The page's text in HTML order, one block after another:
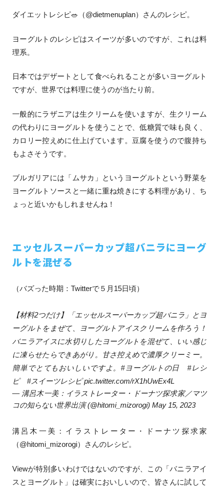
ダイエットレシピ🥗（@dietmenuplan）さんのレシピ。
ヨーグルトのレシピはスイーツが多いのですが、これは料
理系。
日本ではデザートとして食べられることが多いヨーグルト
ですが、世界では料理に使うのが当たり前。
一般的にラザニアは生クリームを使いますが、生クリーム
の代わりにヨーグルトを使うことで、低糖質で味も良く、
カロリー控えめに仕上げています。豆腐を使うので腹持ち
もよさそうです。
ブルガリアには「ムサカ」というヨーグルトという野菜を
ヨーグルトソースと一緒に重ね焼きにする料理があり、ち
ょっと近いかもしれませんね！
エッセルスーパーカップ超バニラにヨーグ
ルトを混ぜる
（バズった時期：Twitterで５月15日頃）
【材料2つだけ】「エッセルスーパーカップ超バニラ」とヨ
ーグルトをまぜて、ヨーグルトアイスクリームを作ろう！
バニラアイスに水切りしたヨーグルトを混ぜて、いい感じ
に凍らせたらできあがり。甘さ控えめで濃厚クリーミー。
簡単でとてもおいしいですよ。#ヨーグルトの日
#レシ
ピ
#スイーツレシピ pic.twitter.com/rX1hUwEx4L
— 溝呂木一美：イラストレーター・ドーナツ探求家／マツ
コの知らない世界出演 (@hitomi_mizorogi) May 15, 2023
溝呂木一美：イラストレーター・ドーナツ探求家
（@hitomi_mizorogi）さんのレシピ。
Viewが特別多いわけではないのですが、この「バニラアイ
スとヨーグルト」は確実においしいので、皆さんに試して